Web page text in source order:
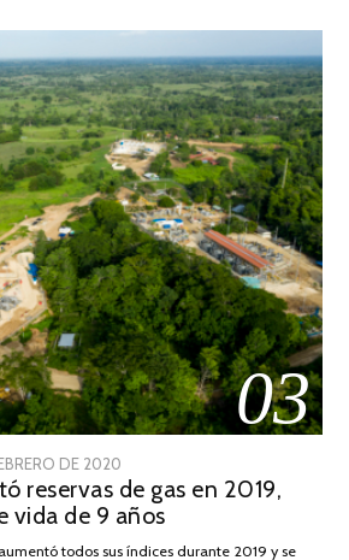
03
DE 2020
DE
JULIO
reservas de gas en 2019,
vida de 9 años
todos sus índices durante 2019 y se